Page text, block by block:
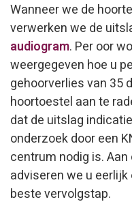
Wanneer we de
verwerken we de
audiogram. Per oor
weergegeven hoe u
gehoorverlies van 35
hoortoestel aan te
dat de uitslag
onderzoek door een
centrum nodig is.
adviseren we u
beste vervolgstap.